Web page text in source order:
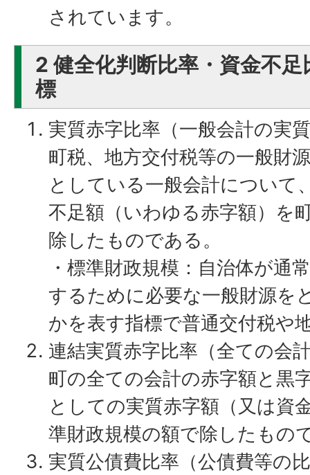
されています。
2 健全化判断比率・資金不
標
実質赤字比率（一般会計の実
町税、地方交付税等の一般財
としている一般会計について
不足額（いわゆる赤字額）を
除したものである。
・標準財政規模：自治体が通
するために必要な一般財源を
かを表す指標で普通交付税や
連結実質赤字比率（全ての会
町の全ての会計の赤字額と黒
としての実質赤字額（又は資
準財政規模の額で除したもの
実質公債費比率（公債費等の